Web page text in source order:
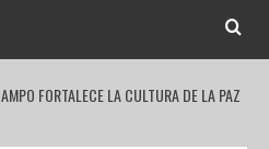
FORTALECE LA CULTURA DE LA PAZ